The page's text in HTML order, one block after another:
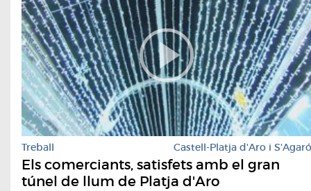
Treball Castell-Platja d'Aro i S'Agaró
Els comerciants, satisfets amb el gran
túnel de llum de Platja d'Aro